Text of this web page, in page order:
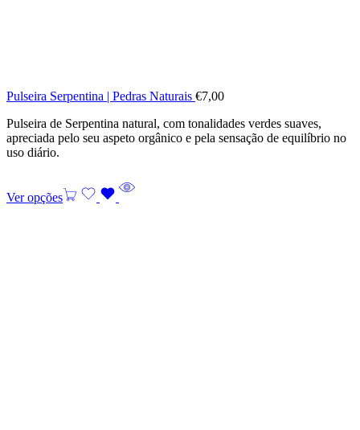
Pulseira Serpentina | Pedras Naturais €7,00
Pulseira de Serpentina natural, com tonalidades verdes suaves,
apreciada pelo seu aspeto orgânico e pela sensação de equilíbrio no
uso diário.
Ver opções